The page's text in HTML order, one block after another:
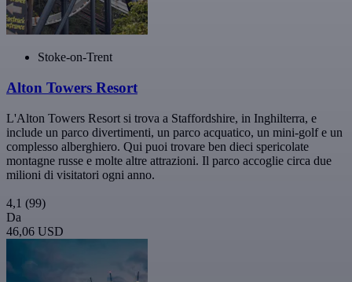
Stoke-on-Trent
Alton Towers Resort
L'Alton Towers Resort si trova a Staffordshire, in Inghilterra, e
include un parco divertimenti, un parco acquatico, un mini-golf e un
complesso alberghiero. Qui puoi trovare ben dieci spericolate
montagne russe e molte altre attrazioni. Il parco accoglie circa due
milioni di visitatori ogni anno.
4,1 (99)
Da
46,06 USD